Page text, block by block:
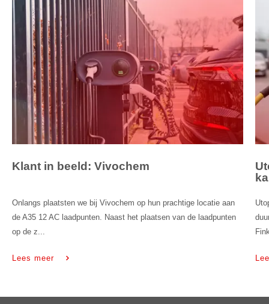
Klant in beeld: Vivochem
Onlangs plaatsten we bij Vivochem op hun prachtige locatie aan
de A35 12 AC laadpunten. Naast het plaatsen van de laadpunten
op de z...
Lees meer